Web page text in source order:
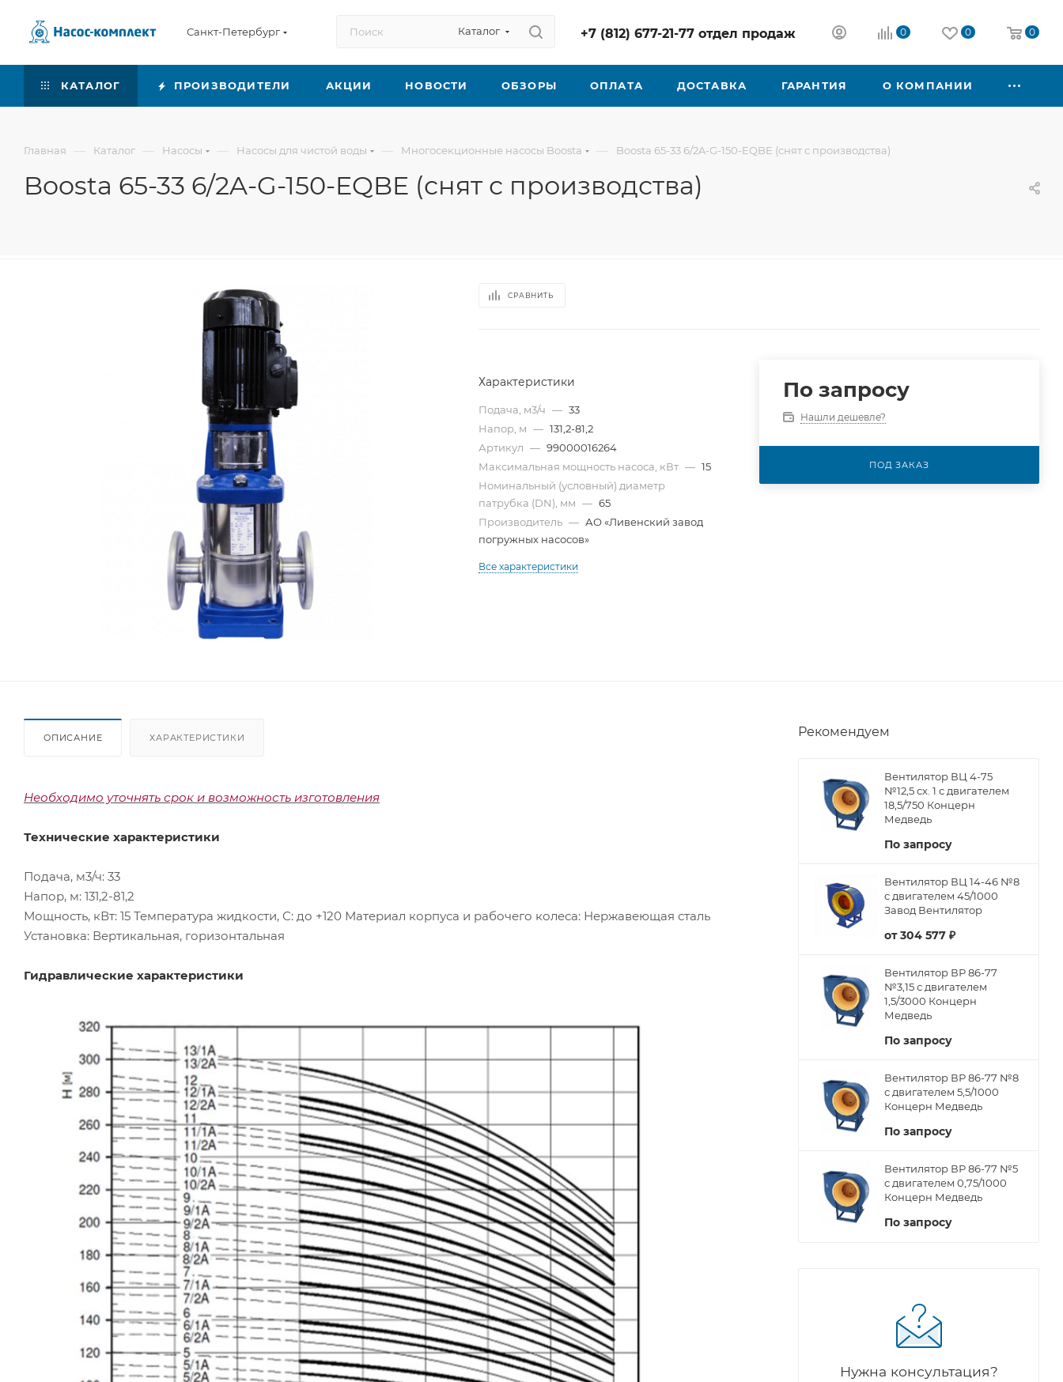
Санкт-Петербург Каталог +7 (812) 677-21-77 отдел продаж 0 0 0
КАТАЛОГ ПРОИЗВОДИТЕЛИ АКЦИИ НОВОСТИ ОБЗОРЫ ОПЛАТА ДОСТАВКА ГАРАНТИЯ О КОМПАНИИ
Главная — Каталог — Насосы — Насосы для чистой воды — Многосекционные насосы Boosta — Boosta 65-33 6/2A-G-150-EQBE (снят с производства)
Boosta 65-33 6/2A-G-150-EQBE (снят с производства)
СРАВНИТЬ
Характеристики
Подача, м3/ч — 33
Напор, м — 131,2-81,2
Артикул — 99000016264
Максимальная мощность насоса, кВт — 15
Номинальный (условный) диаметр
патрубка (DN), мм — 65
Производитель — АО «Ливенский завод
погружных насосов»
Все характеристики
По запросу
Нашли дешевле?
ПОД ЗАКАЗ
ОПИСАНИЕ ХАРАКТЕРИСТИКИ
Необходимо уточнять срок и возможность изготовления
Технические характеристики
Подача, м3/ч: 33
Напор, м: 131,2-81,2
Мощность, кВт: 15 Температура жидкости, С: до +120 Материал корпуса и рабочего колеса: Нержавеющая сталь
Установка: Вертикальная, горизонтальная
Гидравлические характеристики
Рекомендуем
Вентилятор ВЦ 4-75
№12,5 сх. 1 с двигателем
18,5/750 Концерн
Медведь
По запросу
Вентилятор ВЦ 14-46 №8
с двигателем 45/1000
Завод Вентилятор
от304 577 ₽
Вентилятор ВР 86-77
№3,15 с двигателем
1,5/3000 Концерн
Медведь
По запросу
Вентилятор ВР 86-77 №8
с двигателем 5,5/1000
Концерн Медведь
По запросу
Вентилятор ВР 86-77 №5
с двигателем 0,75/1000
Концерн Медведь
По запросу
Нужна консультация?